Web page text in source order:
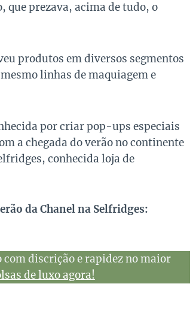
que prezava, acima de tudo, o
produtos em diversos segmentos
linhas de maquiagem e
por criar pop-ups especiais
a chegada do verão no continente
conhecida loja de
da Chanel na Selfridges:
com discrição e rapidez no maior
de luxo agora!